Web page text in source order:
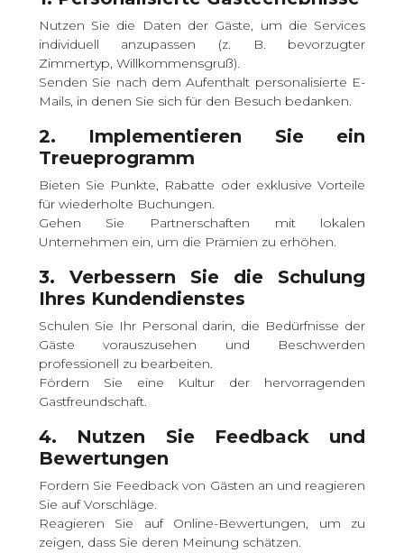
Nutzen Sie die Daten der Gäste, um die Services
individuell anzupassen (z. B. bevorzugter
Zimmertyp, Willkommensgruß).
Senden Sie nach dem Aufenthalt personalisierte E-
Mails, in denen Sie sich für den Besuch bedanken.
2. Implementieren Sie ein
Treueprogramm
Bieten Sie Punkte, Rabatte oder exklusive Vorteile
für wiederholte Buchungen.
Gehen Sie Partnerschaften mit lokalen
Unternehmen ein, um die Prämien zu erhöhen.
3. Verbessern Sie die Schulung
Ihres Kundendienstes
Schulen Sie Ihr Personal darin, die Bedürfnisse der
Gäste vorauszusehen und Beschwerden
professionell zu bearbeiten.
Fördern Sie eine Kultur der hervorragenden
Gastfreundschaft.
4. Nutzen Sie Feedback und
Bewertungen
Fordern Sie Feedback von Gästen an und reagieren
Sie auf Vorschläge.
Reagieren Sie auf Online-Bewertungen, um zu
zeigen, dass Sie deren Meinung schätzen.